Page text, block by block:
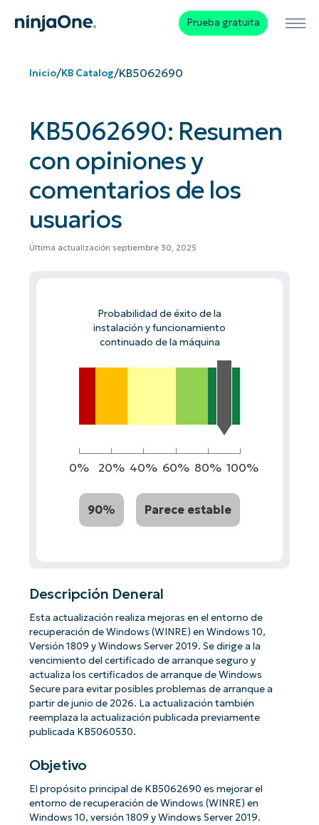
Prueba gratuita
Inicio/KB Catalog/KB5062690
KB5062690: Resumen
con opiniones y
comentarios de los
usuarios
Última actualización septiembre 30, 2025
Probabilidad de éxito de la
instalación y funcionamiento
continuado de la máquina
0% 20% 40% 60% 80% 100%
90% Parece estable
Descripción Deneral
Esta actualización realiza mejoras en el entorno de
recuperación de Windows (WINRE) en Windows 10,
Versión 1809 y Windows Server 2019. Se dirige a la
vencimiento del certificado de arranque seguro y
actualiza los certificados de arranque de Windows
Secure para evitar posibles problemas de arranque a
partir de junio de 2026. La actualización también
reemplaza la actualización publicada previamente
publicada KB5060530.
Objetivo
El propósito principal de KB5062690 es mejorar el
entorno de recuperación de Windows (WINRE) en
Windows 10, versión 1809 y Windows Server 2019.